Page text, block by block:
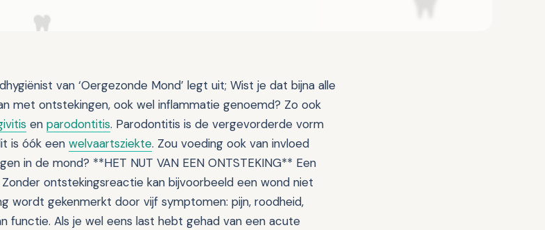
van ‘Oergezonde Mond’ legt uit; Wist je dat bijna alle
met ontstekingen, ook wel inflammatie genoemd? Zo ook
en parodontitis. Parodontitis is de vergevorderde vorm
is óók een welvaartsziekte. Zou voeding ook van invloed
in de mond? **HET NUT VAN EEN ONTSTEKING** Een
ontstekingsreactie kan bijvoorbeeld een wond niet
wordt gekenmerkt door vijf symptomen: pijn, roodheid,
functie. Als je wel eens last hebt gehad van een acute